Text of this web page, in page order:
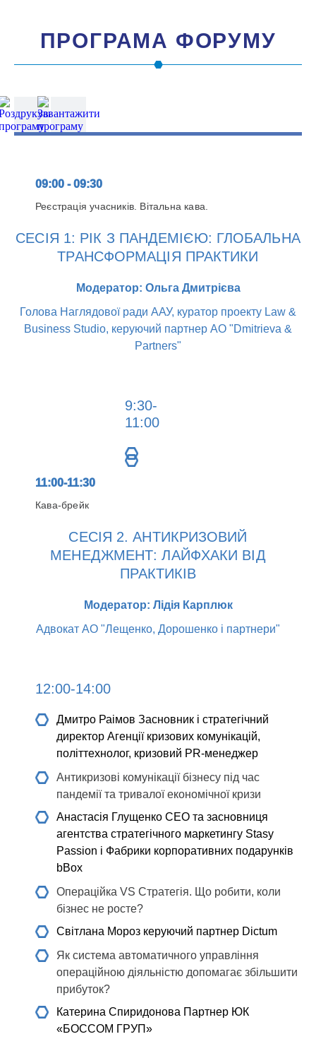
ПРОГРАМА ФОРУМУ
09:00 - 09:30
Реєстрація учасників. Вітальна кава.
СЕСІЯ 1: РІК З ПАНДЕМІЄЮ: ГЛОБАЛЬНА
ТРАНСФОРМАЦІЯ ПРАКТИКИ
Модератор: Ольга Дмитрієва
Голова Наглядової ради ААУ, куратор проекту Law &
Business Studio, керуючий партнер АО "Dmitrieva &
Partners"
9:30-
11:00
11:00-11:30
Кава-брейк
СЕСІЯ 2. АНТИКРИЗОВИЙ
МЕНЕДЖМЕНТ: ЛАЙФХАКИ ВІД
ПРАКТИКІВ
Модератор: Лідія Карплюк
Адвокат АО "Лещенко, Дорошенко і партнери"
12:00-14:00
Дмитро Раімов Засновник і стратегічний
директор Агенції кризових комунікацій,
політтехнолог, кризовий PR-менеджер
Антикризові комунікації бізнесу під час
пандемії та тривалої економічної кризи
Анастасія Глущенко СEO та засновниця
агентства стратегічного маркетингу Stasy
Passion і Фабрики корпоративних подарунків
bBox
Операційка VS Стратегія. Що робити, коли
бізнес не росте?
Світлана Мороз керуючий партнер Dictum
Як система автоматичного управління
операційною діяльністю допомагає збільшити
прибуток?
Катерина Спиридонова Партнер ЮК
«БОССОМ ГРУП»